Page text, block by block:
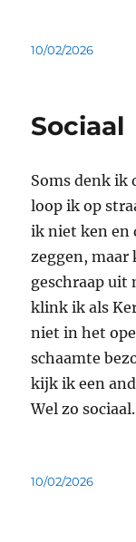
Geplaatst
10/02/2026
Sociaal
Soms denk ik
loop ik op
ik niet ken en
zeggen, maar
geschraap uit
klink ik als
niet in het
schaamte
kijk ik een
Wel zo sociaal.
Geplaatst
10/02/2026